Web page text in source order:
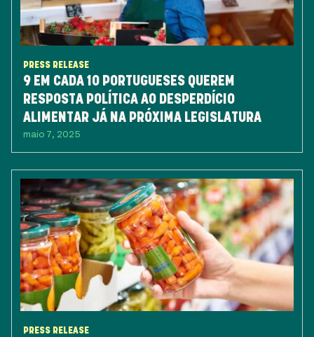
PRESS RELEASE
9 EM CADA 10 PORTUGUESES QUEREM
RESPOSTA POLÍTICA AO DESPERDÍCIO
ALIMENTAR JÁ NA PRÓXIMA LEGISLATURA
maio 7, 2025
PRESS RELEASE